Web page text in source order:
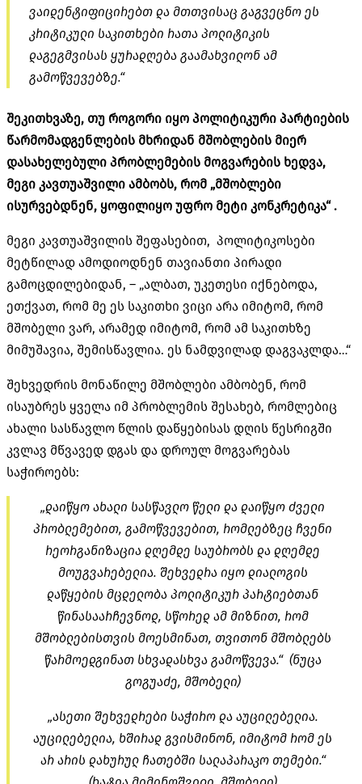
ვაიდენტიფიცირებთ და მთთვისაც გაგვეცნო ეს
კრიტიკული საკითხები რათა პოლიტიკის
დაგეგმვისას ყურადღება გაამახვილონ ამ
გამოწვევებზე.“
შეკითხვაზე, თუ როგორი იყო პოლიტიკური პარტიების
წარმომადგენლების მხრიდან მშობლების მიერ
დასახელებული პრობლემების მოგვარების ხედვა,
მეგი კავთუაშვილი ამბობს, რომ „მშობლები
ისურვებდნენ, ყოფილიყო უფრო მეტი კონკრეტიკა“ .
მეგი კავთუაშვილის შეფასებით, პოლიტიკოსები
მეტწილად ამოდიოდნენ თავიანთი პირადი
გამოცდილებიდან, – „ალბათ, უკეთესი იქნებოდა,
ეთქვათ, რომ მე ეს საკითხი ვიცი არა იმიტომ, რომ
მშობელი ვარ, არამედ იმიტომ, რომ ამ საკითხზე
მიმუშავია, შემისწავლია. ეს ნამდვილად დაგვაკლდა…“
შეხვედრის მონაწილე მშობლები ამბობენ, რომ
ისაუბრეს ყველა იმ პრობლემის შესახებ, რომლებიც
ახალი სასწავლო წლის დაწყებისას დღის წესრიგში
კვლავ მწვავედ დგას და დროულ მოგვარებას
საჭიროებს:
„დაიწყო ახალი სასწავლო წელი და დაიწყო ძველი
პრობლემებით, გამოწვევებით, რომლებზეც ჩვენი
რეორგანიზაცია დღემდე საუბრობს და დღემდე
მოუგვარებელია. შეხვედრა იყო დიალოგის
დაწყების მცდელობა პოლიტიკურ პარტიებთან
წინასაარჩევნოდ, სწორედ ამ მიზნით, რომ
მშობლებისთვის მოესმინათ, თვითონ მშობლებს
წარმოედგინათ სხვადასხვა გამოწვევა.“ (ნუცა
გოგუაძე, მშობელი)
„ასეთი შეხვედრები საჭირო და აუცილებელია.
აუცილებელია, ხშირად გვისმინონ, იმიტომ რომ ეს
არ არის დახურულ ჩათებში სალაპარაკო თემები.“